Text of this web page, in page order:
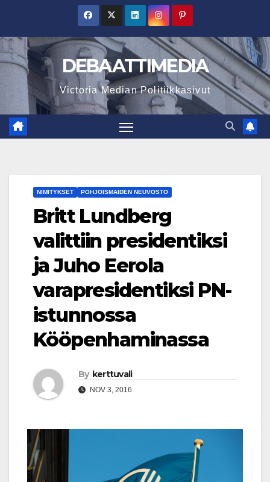
content
DEBAATTIMEDIA
Victoria Median Politiikkasivut
NIMITYKSET POHJOISMAIDEN NEUVOSTO
Britt Lundberg
valittiin presidentiksi
ja Juho Eerola
varapresidentiksi PN-
istunnossa
Kööpenhaminassa
By kerttuvali
NOV 3, 2016